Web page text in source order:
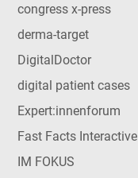
congress x-press
derma-target
DigitalDoctor
digital patient cases
Expert:innenforum
Fast Facts Interactive
IM FOKUS